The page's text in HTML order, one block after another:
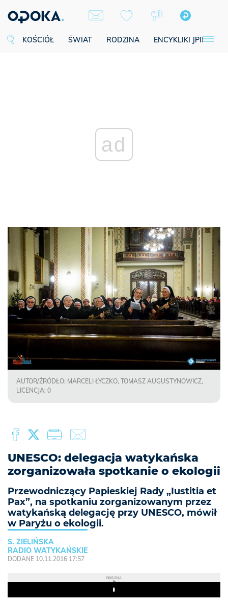
KOŚCIÓŁ ŚWIAT RODZINA ENCYKLIKI JPII
ad
AUTOR/ŹRÓDŁO: MARCELI ŁYCZKO, TOMASZ AUGUSTYNOWICZ,
LICENCJA: 0
UNESCO: delegacja watykańska
zorganizowała spotkanie o ekologii
Przewodniczący Papieskiej Rady „Iustitia et
Pax”, na spotkaniu zorganizowanym przez
watykańską delegację przy UNESCO, mówił
w Paryżu o ekologii.
S. ZIELIŃSKA
RADIO WATYKAŃSKIE
DODANE 10.11.2016 17:57
REKLAMA
Play